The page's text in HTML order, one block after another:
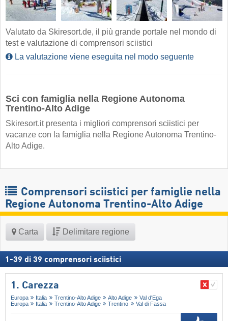
Valutato da Skiresort.de, il più grande portale nel mondo di
test e valutazione di comprensori sciistici
La valutazione viene eseguita nel modo seguente
Sci con famiglia nella Regione Autonoma
Trentino-Alto Adige
Skiresort.it presenta i migliori comprensori sciistici per
vacanze con la famiglia nella Regione Autonoma Trentino-
Alto Adige.
Comprensori sciistici per famiglie nella
Regione Autonoma Trentino-Alto Adige
Carta Delimitare regione
1 -39 di 39 comprensori sciistici
1. Carezza
Europa Italia Trentino-Alto Adige Alto Adige
Val d'Ega
Europa
Italia Trentino-Alto Adige Trentino Val di Fassa